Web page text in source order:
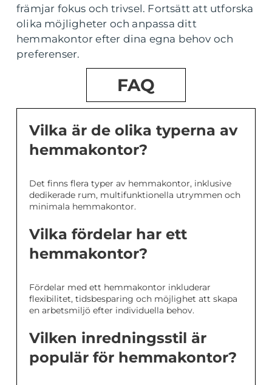
främjar fokus och trivsel. Fortsätt att utforska
olika möjligheter och anpassa ditt
hemmakontor efter dina egna behov och
preferenser.
FAQ
Vilka är de olika typerna av
hemmakontor?
Det finns flera typer av hemmakontor, inklusive
dedikerade rum, multifunktionella utrymmen och
minimala hemmakontor.
Vilka fördelar har ett
hemmakontor?
Fördelar med ett hemmakontor inkluderar
flexibilitet, tidsbesparing och möjlighet att skapa
en arbetsmiljö efter individuella behov.
Vilken inredningsstil är
populär för hemmakontor?